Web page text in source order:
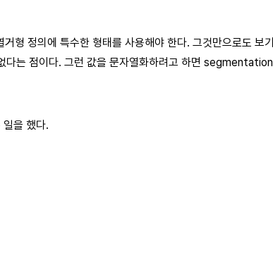
정의에 특수한 형태를 사용해야 한다. 그것만으로도 보
다는 점이다. 그런 값을 문자열화하려고 하면
을 했다.